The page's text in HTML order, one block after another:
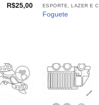
R$25,00
Foguete
Adicionar